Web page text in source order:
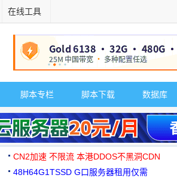
在线工具
脚本专栏 脚本下载 数据库
CN2加速 不限流 本港DDOS不黑洞CDN
48H64G1TSSD G口服务器租用仅需